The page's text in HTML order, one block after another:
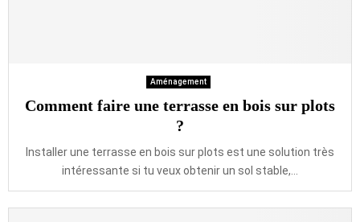
Aménagement
Comment faire une terrasse en bois sur plots
?
Installer une terrasse en bois sur plots est une solution très
intéressante si tu veux obtenir un sol stable,...